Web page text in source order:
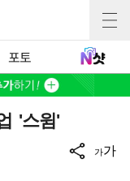
포토
'스윔'
가가